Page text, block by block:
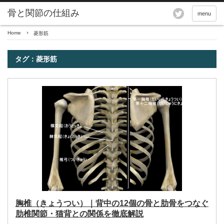
骨と関節の仕組み menu
Home 菱形筋
タグ：菱形筋
胸椎（きょうつい）｜背中の12個の骨と肋骨をつなぐ
肋椎関節・猫背との関係を徹底解説